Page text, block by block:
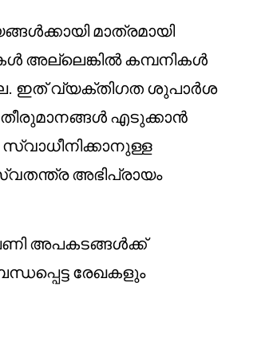
മാത്രമായി
അല്ലെങ്കിൽ കമ്പനികൾ
ഇത് വ്യക്തിഗത ശുപാർശ
തീരുമാനങ്ങൾ എടുക്കാൻ
അഭിപ്രായം
അപകടങ്ങൾക്ക്
രേഖകളും